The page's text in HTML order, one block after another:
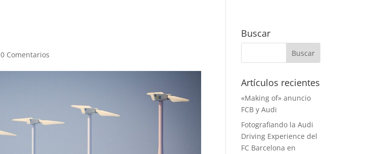
0 Comentarios
Buscar
Artículos recientes
«Making of» anuncio
FCB y Audi
Fotografiando la Audi
Driving Experience del
FC Barcelona en